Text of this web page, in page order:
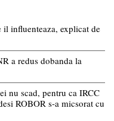
il influenteaza, explicat de
a redus dobanda la
nu scad, pentru ca IRCC
ROBOR s-a micsorat cu